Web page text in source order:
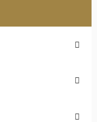


